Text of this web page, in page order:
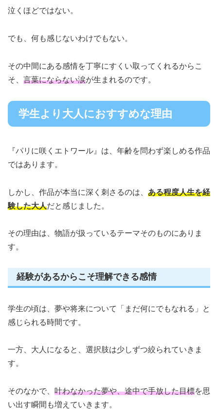
泣くほどではない。
でも、何も感じないわけでもない。
その中間にある感情を丁寧にすくい取ってくれるからこ
そ、 言葉にならない涙が生まれるのです。
学生より大人におすすめな理由
『パリに咲くエトワール』は、年齢を問わず楽しめる作品
ではあります。
しかし、作品が本当に深く刺さるのは、 ある程度人生を経
験した大人だと感じました。
その理由は、物語が扱っているテーマそのものにありま
す。
経験があるからこそ理解できる感情
学生の頃は、夢や将来について「まだ何にでもなれる」と
感じられる時間です。
一方、大人になると、選択肢は少しずつ絞られていきま
す。
そのなかで、 叶わなかった夢や、途中で手放した目標を思
い出す瞬間も増えていきます。